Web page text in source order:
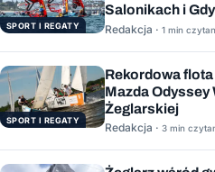
SPORT I REGATY
Salonikach i
Redakcja · 1 min
SPORT I REGATY
Rekordowa flota
Mazda
Żeglarskiej
Redakcja · 3 min